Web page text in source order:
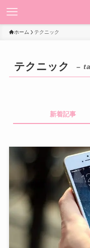
ホーム テクニック
テクニック –
新着記事